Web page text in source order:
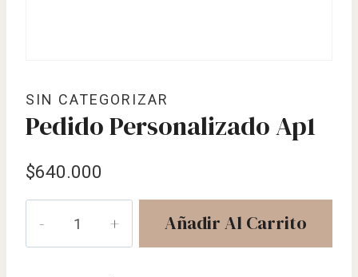
SIN CATEGORIZAR
Pedido Personalizado Ap1
$640.000
personalizado
Ap1
Añadir Al Carrito